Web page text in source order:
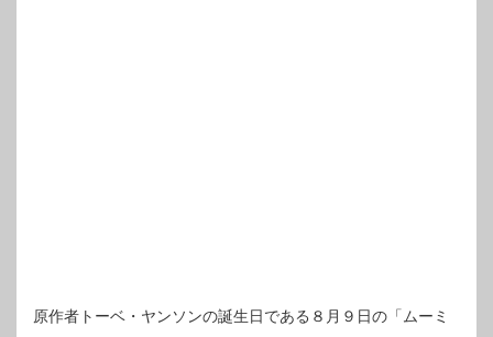
原作者トーベ・ヤンソンの誕生日である８月９日の「ムーミ